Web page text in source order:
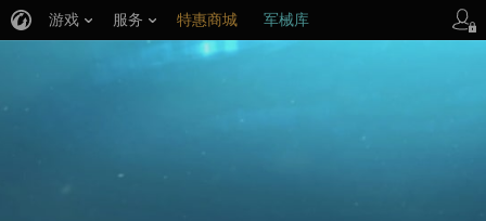
游戏 服务 特惠商城 军械库